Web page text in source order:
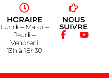
HORAIRE
Lundi – Mardi –
Jeudi –
Vendredi
13h à 18h30
NOUS
SUIVRE